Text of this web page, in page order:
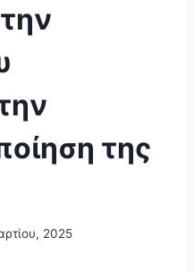
της
2025